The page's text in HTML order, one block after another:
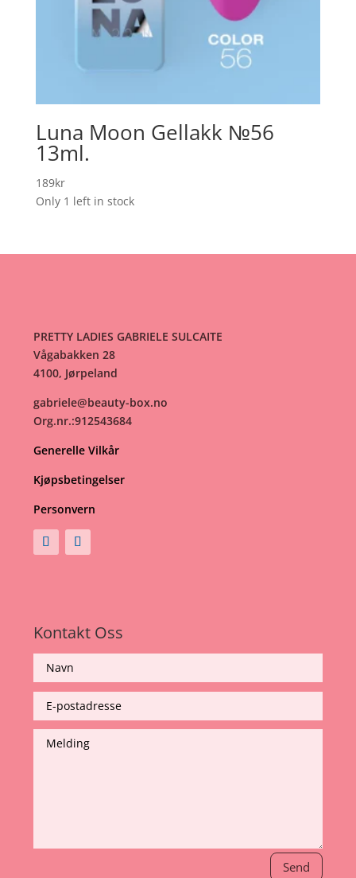
Luna Moon Gellakk №56
13ml.
189kr
Only 1 left in stock
PRETTY LADIES GABRIELE SULCAITE
Vågabakken 28
4100, Jørpeland
gabriele@beauty-box.no
Org.nr.:912543684
Generelle Vilkår
Kjøpsbetingelser
Personvern
Kontakt Oss
Send